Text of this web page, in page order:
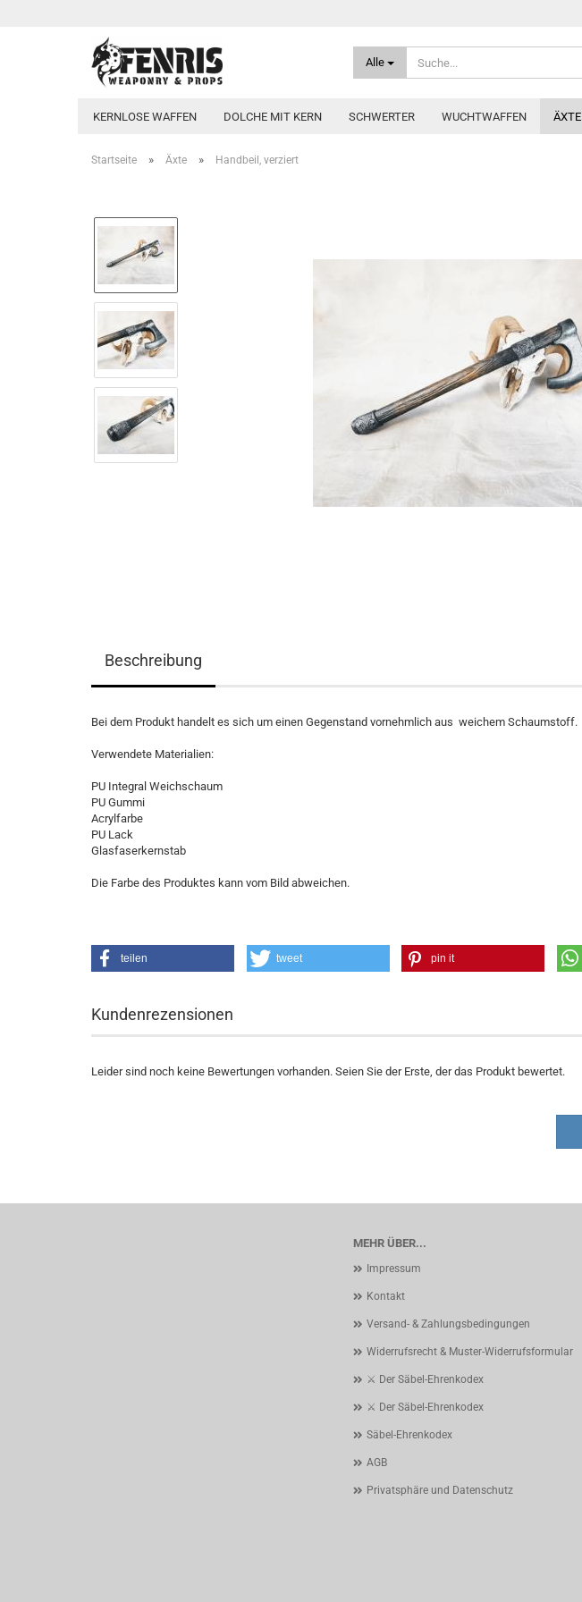
Alle
KERNLOSE WAFFEN DOLCHE MIT KERN SCHWERTER WUCHTWAFFEN ÄXTE
Startseite » Äxte » Handbeil, verziert
Beschreibung
Bei dem Produkt handelt es sich um einen Gegenstand vornehmlich aus weichem Schaumstoff.
Verwendete Materialien:
PU Integral Weichschaum
PU Gummi
Acrylfarbe
PU Lack
Glasfaserkernstab
Die Farbe des Produktes kann vom Bild abweichen.
teilen tweet pin it
Kundenrezensionen
Leider sind noch keine Bewertungen vorhanden. Seien Sie der Erste, der das Produkt bewertet.
MEHR ÜBER...
Impressum
Kontakt
Versand- & Zahlungsbedingungen
Widerrufsrecht & Muster-Widerrufsformular
⚔️ Der Säbel-Ehrenkodex
⚔️ Der Säbel-Ehrenkodex
Säbel-Ehrenkodex
AGB
Privatsphäre und Datenschutz